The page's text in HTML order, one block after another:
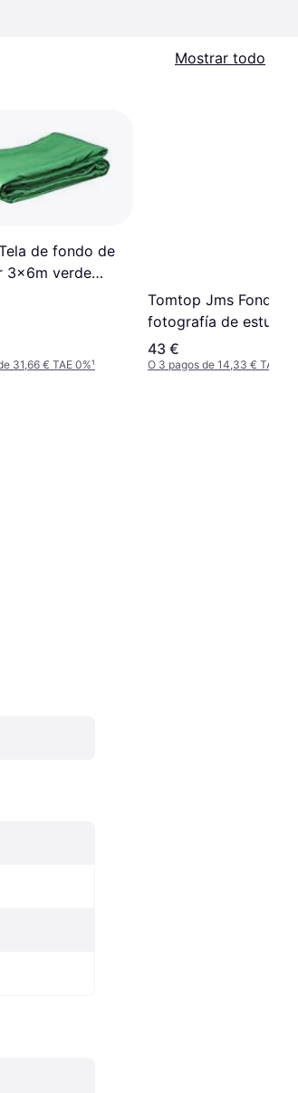
Mostrar todo
de fondo de
3x6m verde
31,66 € TAE 0%¹
Tomtop Jms Fondo
fotografía de estudio
fondo de pantalla
profesional de
43 €
O 3 pagos de 14,33 € TAE 0%